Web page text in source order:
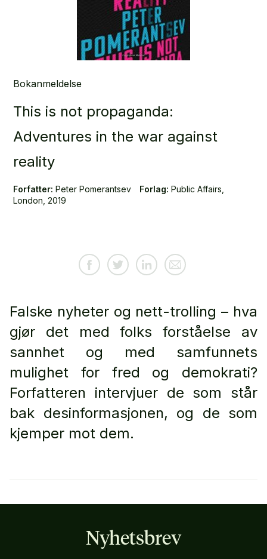
Bokanmeldelse
This is not propaganda:
Adventures in the war against
reality
Forfatter: Peter Pomerantsev Forlag: Public Affairs,
London, 2019
Falske nyheter og nett-trolling – hva
gjør det med folks forståelse av
sannhet og med samfunnets
mulighet for fred og demokrati?
Forfatteren intervjuer de som står
bak desinformasjonen, og de som
kjemper mot dem.
Nyhetsbrev